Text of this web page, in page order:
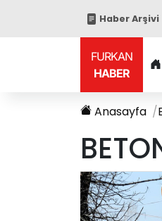
Haber Arşivi
FURKAN
HABER
Anasayfa